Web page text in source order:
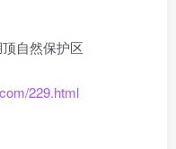
自然保护区
229.html